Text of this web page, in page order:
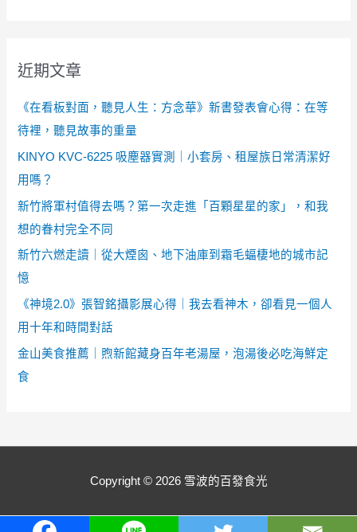
近期文章
《在看板對面，聽見人生：方念華》新書發表會心得：在等
待裡，聽見故事的重量
KINYO KVC-6225 吸塵器實測｜小套房、租屋族日常清潔好
用嗎？
新竹將軍村值得去嗎？第一次走進「百顆星星的家」，和我
想的眷村完全不同
新竹六燃走讀｜從大煙囪、地下油庫到霜毛蝠棲地的城市記
憶
《神境2.0》張智銘攝影展心得｜我去看神木，卻看見一個人
用十年和時間對話
金山美食推薦｜煦新館藏身百年老湯屋，泡湯後必吃海鮮定
食
Copyright © 2026 雪波的百發食光